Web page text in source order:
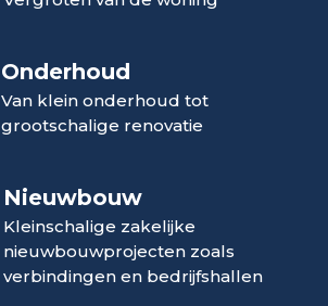
Onderhoud
Van klein onderhoud tot
grootschalige renovatie
Nieuwbouw
Kleinschalige zakelijke
nieuwbouwprojecten zoals
verbindingen en bedrijfshallen